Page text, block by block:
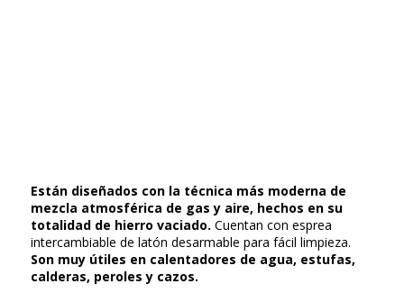
Están diseñados con la técnica más moderna de
mezcla atmosférica de gas y aire, hechos en su
totalidad de hierro vaciado. Cuentan con esprea
intercambiable de latón desarmable para fácil limpieza.
Son muy útiles en calentadores de agua, estufas,
calderas, peroles y cazos.